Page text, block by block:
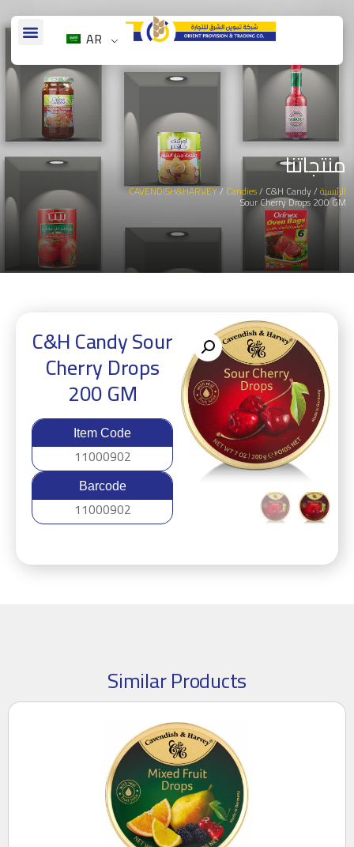
AR
منتجاتنا
الرئيسية/
CAVENDISH&HARVEY/ Candies/ C&H Candy
Sour Cherry Drops 200 GM
C&H Candy Sour
Cherry Drops
200 GM
Item Code
11000902
Barcode
11000902
Similar Products